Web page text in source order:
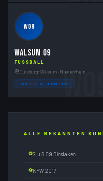
W09
WALSUM 09
FUSSBALL
Duisburg-Walsum · Niederrhein
TRIKOTS & TEAMSHOP
ALLE BEKANNTEN
⚽S.u.S 09 Dinslaken
⚽KFW 2017